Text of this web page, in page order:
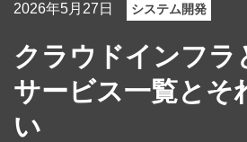
2026年5月27日 システム開発
クラウドインフラ
サービス一覧とそ
い